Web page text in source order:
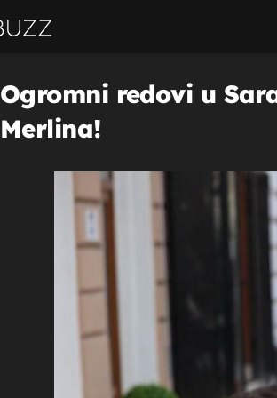
Ogromni redovi u
Merlina!
POGLEDAJ